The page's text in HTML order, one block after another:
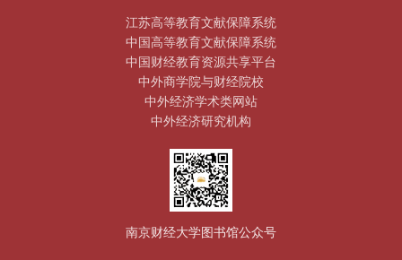
江苏高等教育文献保障系统
中国高等教育文献保障系统
中国财经教育资源共享平台
中外商学院与财经院校
中外经济学术类网站
中外经济研究机构
南京财经大学图书馆公众号